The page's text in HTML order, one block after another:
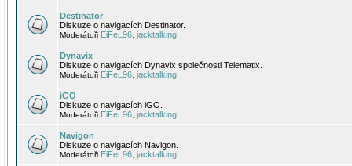
Destinator
Diskuze o navigacích Destinator.
Moderátoři EiFeL96 jacktalking
Dynavix
Diskuze o navigacích Dynavix společnosti Telematix.
Moderátoři EiFeL96 jacktalking
iGO
Diskuze o navigacích iGO.
Moderátoři EiFeL96 jacktalking
Navigon
Diskuze o navigacích Navigon.
Moderátoři EiFeL96 jacktalking